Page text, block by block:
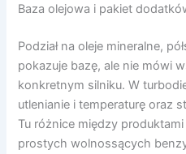
Baza olejowa i pakiet
Podział na oleje mineralne,
pokazuje bazę, ale nie mówi
konkretnym silniku. W
utlenianie i temperaturę oraz
Tu różnice między
prostych wolnossących